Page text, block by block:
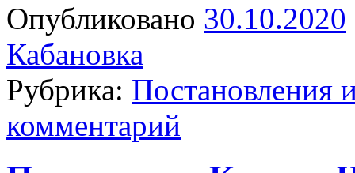
Опубликовано 30.10.2020
Кабановка
Рубрика: Постановления
комментарий